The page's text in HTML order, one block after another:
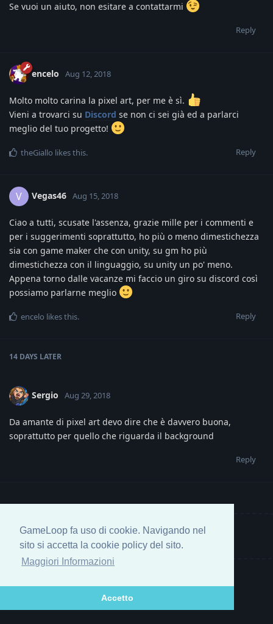
GameLoop fa uso di cookie. Navigando nel
sito si accetta la cookie policy del sito.
Maggiori Informazioni
Accetto
Se vuoi un aiuto, non esitare a contattarmi
Reply
encelo Aug 12, 2018
Molto molto carina la pixel art, per me è sì.
Vieni a trovarci su Discord se non ci sei già ed a parlarci
meglio del tuo progetto!
Reply
theGiallo likes this.
V Vegas46 Aug 15, 2018
Ciao a tutti, scusate l'assenza, grazie mille per i commenti e
per i suggerimenti soprattutto, ho più o meno dimestichezza
sia con game maker che con unity, su gm ho più
dimestichezza con il linguaggio, su unity un po' meno.
Appena torno dalle vacanze mi faccio un giro su discord così
possiamo parlarne meglio
Reply
encelo likes this.
14 DAYS LATER
Sergio Aug 29, 2018
Da amante di pixel art devo dire che è davvero buona,
soprattutto per quello che riguarda il background
Reply
Write a Reply...